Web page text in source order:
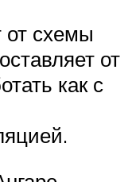
от схемы
от
как с